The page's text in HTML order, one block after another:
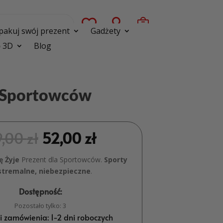
  
swój prezent
Gadżety
3D Blog
zł 52,00zł
Żyje Prezent dla Sportowców. Sporty
niebezpieczne.
Dostępność:
Pozostało tylko: 3
zamówienia: 1-2 dni roboczych